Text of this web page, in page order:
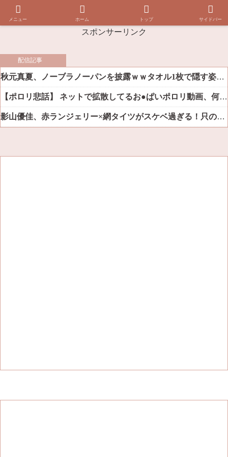
スポンサーリンク
配信記事
秋元真夏、ノーブラノーパンを披露ｗｗタオル1枚で隠す姿がほぼA●女優・・
【ポロリ悲話】 ネットで拡散してるお●ぱいポロリ動画、何故か叩かれる・・・
影山優佳、赤ランジェリー×網タイツがスケベ過ぎる！只の痴女だろ・・・
メニュー ホーム トップ サイドバー